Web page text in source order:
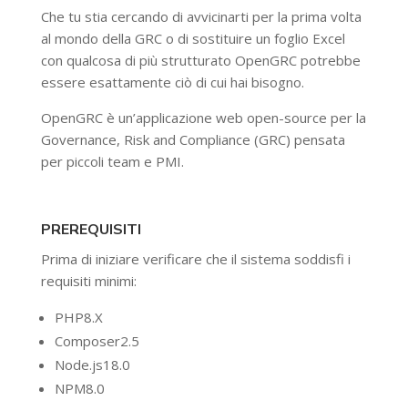
Che tu stia cercando di avvicinarti per la prima volta
al mondo della GRC o di sostituire un foglio Excel
con qualcosa di più strutturato OpenGRC potrebbe
essere esattamente ciò di cui hai bisogno.
OpenGRC è un’applicazione web open-source per la
Governance, Risk and Compliance (GRC) pensata
per piccoli team e PMI.
PREREQUISITI
Prima di iniziare verificare che il sistema soddisfi i
requisiti minimi:
PHP8.X
Composer2.5
Node.js18.0
NPM8.0